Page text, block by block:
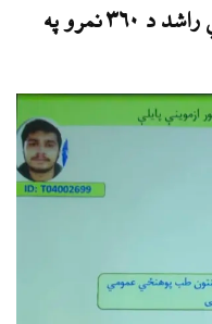
د ۱۴۰۵ کال د کانکور ازموینې کي راشد د ۳۶۰ نمرو په